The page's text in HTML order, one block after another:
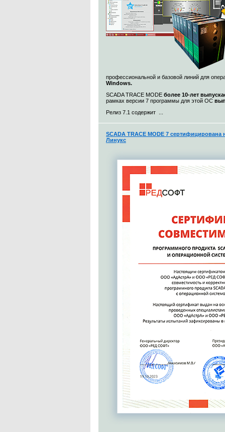
профессиональной и базовой линий для
Windows.
SCADA TRACE MODE более 10-лет
рамках версии 7 программы для этой ОС
Релиз 7.1 содержит ...
SCADA TRACE MODE 7
Линукс